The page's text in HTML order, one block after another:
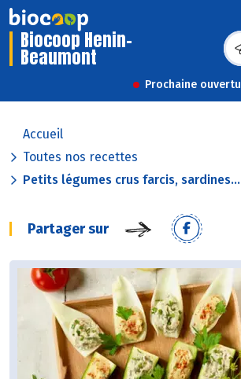
Biocoop Henin-
Beaumont
Prochaine
Accueil
Toutes nos recettes
Petits légumes crus farcis, sardines...
Partager sur